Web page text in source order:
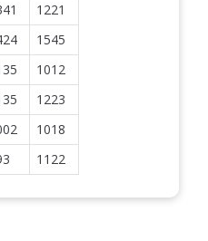
1221
1545
1012
1223
1018
1122